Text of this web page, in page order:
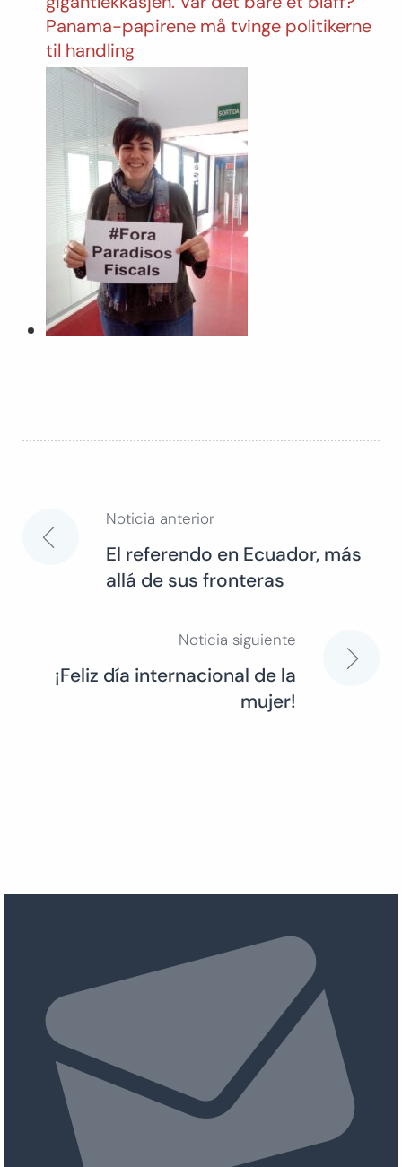
Panama-papirene må tvinge politikerne
til handling
Navegación
Noticia anterior
El referendo en Ecuador, más
allá de sus fronteras
Noticia siguiente
¡Feliz día internacional de la
mujer!